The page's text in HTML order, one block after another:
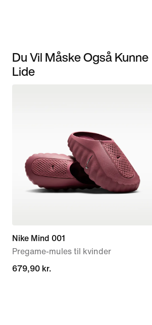
Du Vil Måske Også Kunne
Lide
Nike Mind 001
Pregame-mules til kvinder
679,90 kr.
679,90 kr.